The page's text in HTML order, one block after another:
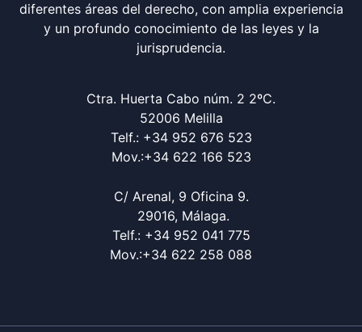
diferentes áreas del derecho, con amplia experiencia
y un profundo conocimiento de las leyes y la
jurisprudencia.
Ctra. Huerta Cabo núm. 2 2ºC.
52006 Melilla
Telf.: +34 952 676 523
Mov.:+34 622 166 523
C/ Arenal, 9 Oficina 9.
29016, Málaga.
Telf.: +34 952 041 775
Mov.:+34 622 258 088